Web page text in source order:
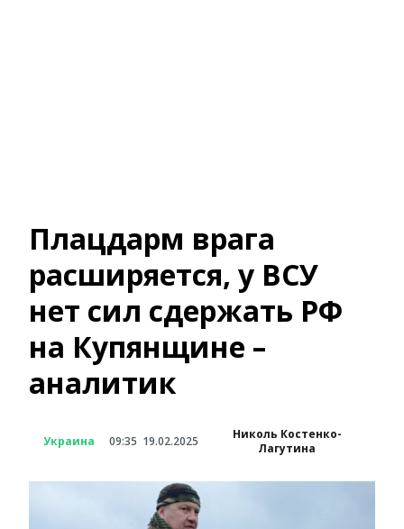
Плацдарм врага
расширяется, у ВСУ
нет сил сдержать РФ
на Купянщине –
аналитик
Украина 09:35 19.02.2025
Николь Костенко-
Лагутина